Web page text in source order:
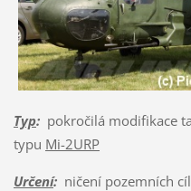
Typ:pokročilá modifikace
typu Mi-2URP
Určení:ničení pozemních